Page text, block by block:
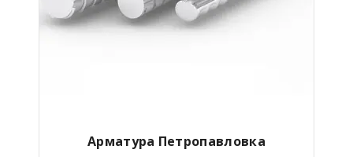
Арматура Петропавловка